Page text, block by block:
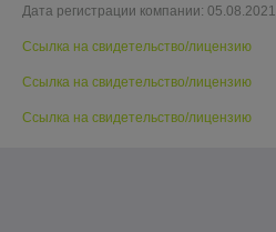
Дата регистрации компании: 05.08.2021
Ссылка на свидетельство/лицензию
Ссылка на свидетельство/лицензию
Ссылка на свидетельство/лицензию